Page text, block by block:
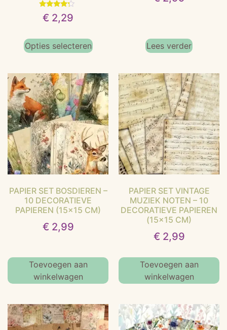
Gewaardeerd
4.00
€ 2,29
Opties selecteren Lees verder
PAPIER SET BOSDIEREN –
10 DECORATIEVE
PAPIEREN (15×15 CM)
€ 2,99
Toevoegen aan
winkelwagen
PAPIER SET VINTAGE
MUZIEK NOTEN – 10
DECORATIEVE PAPIEREN
(15×15 CM)
€ 2,99
Toevoegen aan
winkelwagen